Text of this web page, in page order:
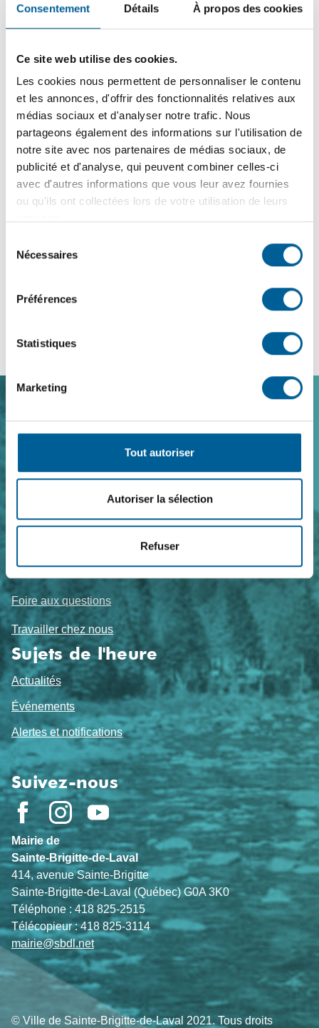
Consentement Détails À propos des cookies
Ce site web utilise des cookies.
Les cookies nous permettent de personnaliser le contenu
et les annonces, d'offrir des fonctionnalités relatives aux
médias sociaux et d'analyser notre trafic. Nous
partageons également des informations sur l'utilisation de
notre site avec nos partenaires de médias sociaux, de
publicité et d'analyse, qui peuvent combiner celles-ci
avec d'autres informations que vous leur avez fournies
ou qu'ils ont collectées lors de votre utilisation de leurs
Nécessaires
Préférences
Statistiques
Marketing
Tout autoriser
Autoriser la sélection
Refuser
Brigitte-de-Laval.
présenter gratuitement à une activité organisée et
annoncée sur la page facebook : réseau de
developpement économique de SBDLou communiquer à
l’adresse courriel : rdesbdl@gmail.com.
Développement économique et
récréotouristique
Vous envisagez choisir Sainte-Brigitte-de-Laval pour y
l’aménagement du territoire au 418 825-2515 poste 246 ou
Navigation
de
pied
page
Foire aux questions
Travailler chez nous
Sujets de l'heure
Actualités
Événements
Alertes et notifications
Suivez-nous
Mairie de
Sainte-Brigitte-de-Laval
414, avenue Sainte-Brigitte
Sainte-Brigitte-de-Laval (Québec) G0A 3K0
Téléphone : 418 825-2515
Télécopieur : 418 825-3114
mairie@sbdl.net
© Ville de Sainte-Brigitte-de-Laval 2021. Tous droits